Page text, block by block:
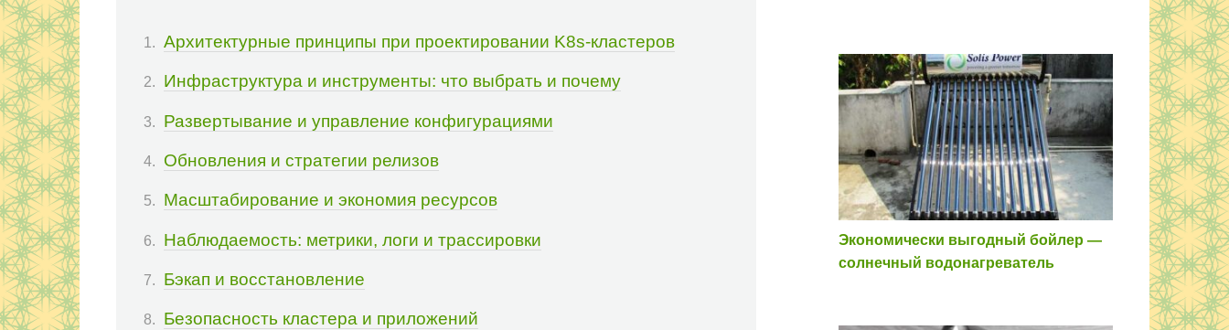
Архитектурные принципы при проектировании K8s-кластеров
Инфраструктура и инструменты: что выбрать и почему
Развертывание и управление конфигурациями
Обновления и стратегии релизов
Масштабирование и экономия ресурсов
Наблюдаемость: метрики, логи и трассировки
Бэкап и восстановление
Безопасность кластера и приложений
Экономически выгодный бойлер —
солнечный водонагреватель